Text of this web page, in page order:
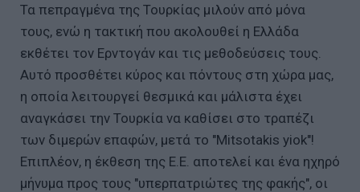
Τα πεπραγμένα της Τουρκίας μιλούν από μόνα
τους, ενώ η τακτική που ακολουθεί η Ελλάδα
εκθέτει τον Ερντογάν και τις μεθοδεύσεις τους.
Αυτό προσθέτει κύρος και πόντους στη χώρα μας,
η οποία λειτουργεί θεσμικά και μάλιστα έχει
αναγκάσει την Τουρκία να καθίσει στο τραπέζι
των διμερών επαφών, μετά το "Mitsotakis yiok"!
Επιπλέον, η έκθεση της Ε.Ε. αποτελεί και ένα ηχηρό
μήνυμα προς τους "υπερπατριώτες της φακής", οι